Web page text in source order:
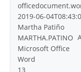
2019-06-
Martha Patiño
MARTHA.PATINO
Microsoft Office
Word
13